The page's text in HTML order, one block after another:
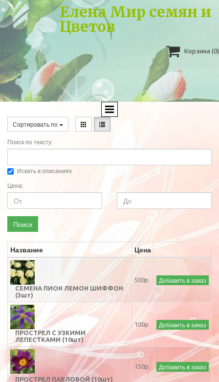
Елена Мир семян и
Цветов
 Корзина (0)
Сортировать по
Поиск по тексту:
Искать в описаниях
Цена:
Поиск
Название Цена
СЕМЕНА ПИОН ЛЕМОН ШИФФОН
(3шт)
500р Добавить в заказ
ПРОСТРЕЛ С УЗКИМИ
ЛЕПЕСТКАМИ (10шт)
100р Добавить в заказ
ПРОСТРЕЛ ПАВЛОВОЙ (10шт)
150р Добавить в заказ